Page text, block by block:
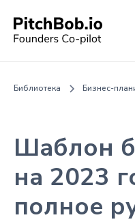
Библиотека Бизнес-
Шаблон
на 2023
полное